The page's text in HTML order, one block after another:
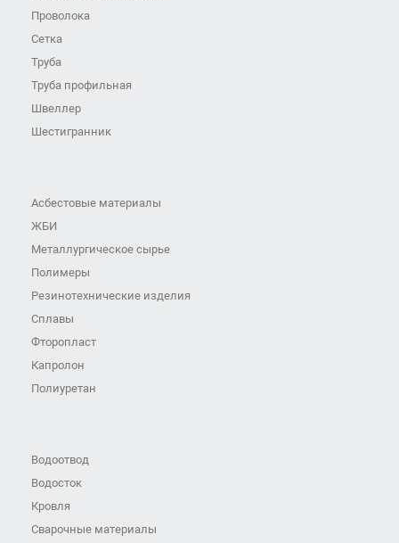
Проволока
Сетка
Труба
Труба профильная
Швеллер
Шестигранник
Асбестовые материалы
ЖБИ
Металлургическое сырье
Полимеры
Резинотехнические изделия
Сплавы
Фторопласт
Капролон
Полиуретан
Водоотвод
Водосток
Кровля
Сварочные материалы